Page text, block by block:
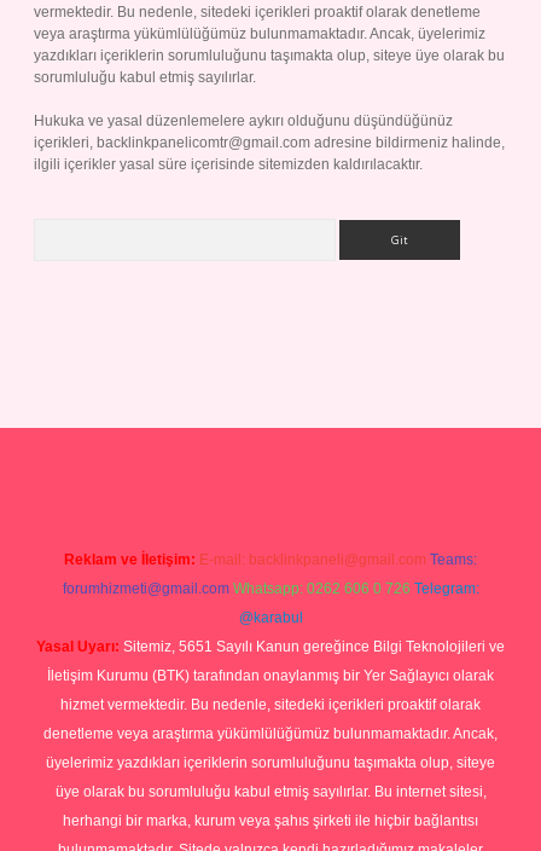
vermektedir. Bu nedenle, sitedeki içerikleri proaktif olarak denetleme
veya araştırma yükümlülüğümüz bulunmamaktadır. Ancak, üyelerimiz
yazdıkları içeriklerin sorumluluğunu taşımakta olup, siteye üye olarak bu
sorumluluğu kabul etmiş sayılırlar.
Hukuka ve yasal düzenlemelere aykırı olduğunu düşündüğünüz
içerikleri, backlinkpanelicomtr@gmail.com adresine bildirmeniz halinde,
ilgili içerikler yasal süre içerisinde sitemizden kaldırılacaktır.
Reklam ve İletişim: E-mail: backlinkpaneli@gmail.com Teams:
forumhizmeti@gmail.com Whatsapp: 0262 606 0 726 Telegram:
@karabul
Yasal Uyarı: Sitemiz, 5651 Sayılı Kanun gereğince Bilgi Teknolojileri ve
İletişim Kurumu (BTK) tarafından onaylanmış bir Yer Sağlayıcı olarak
hizmet vermektedir. Bu nedenle, sitedeki içerikleri proaktif olarak
denetleme veya araştırma yükümlülüğümüz bulunmamaktadır. Ancak,
üyelerimiz yazdıkları içeriklerin sorumluluğunu taşımakta olup, siteye
üye olarak bu sorumluluğu kabul etmiş sayılırlar. Bu internet sitesi,
herhangi bir marka, kurum veya şahıs şirketi ile hiçbir bağlantısı